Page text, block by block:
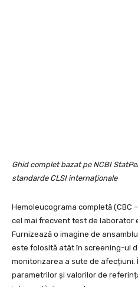
Ghid complet bazat pe NCBI
standarde CLSI internaționale
Hemoleucograma completă (CBC
cel mai frecvent test de laborator
Furnizează o imagine de
este folosită atât în screening-ul
monitorizarea a sute de afecțiuni.
parametrilor și valorilor de